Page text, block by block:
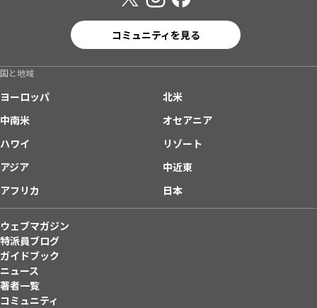
コミュニティを見る
国と地域
ヨーロッパ
北米
中南米
オセアニア
ハワイ
リゾート
アジア
中近東
アフリカ
日本
ウェブマガジン
特派員ブログ
ガイドブック
ニュース
著者一覧
コミュニティ